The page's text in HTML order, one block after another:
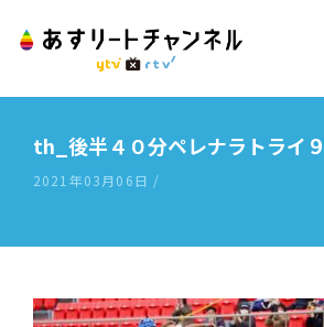
th_後半４０分ペレナラトライ９
2021年03月06日 /